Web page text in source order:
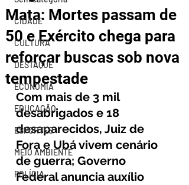
CIDADE
CULTURA
DESTAQUE
ECONOMIA
EDUCAÇÃO
ESPORTES
MEIO AMBIENTE
POLÍCIA
Mata: Mortes passam de
50 e Exército chega para
reforçar buscas sob nova
tempestade
Com mais de 3 mil
desabrigados e 18
desaparecidos, Juiz de
Fora e Ubá vivem cenário
de guerra; Governo
Federal anuncia auxílio